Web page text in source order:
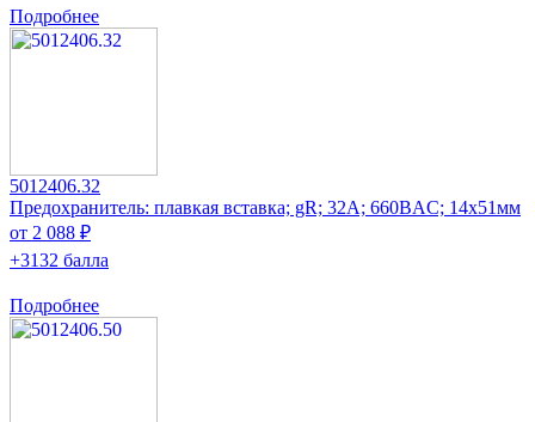
Подробнее
5012406.32
Предохранитель: плавкая вставка; gR; 32А; 660ВAC; 14x51мм
от 2 088 ₽
+3132 балла
Подробнее